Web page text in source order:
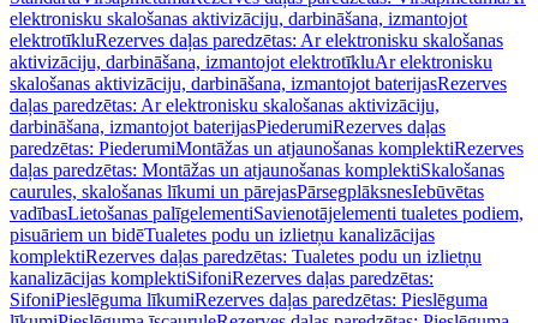
elektronisku skalošanas aktivizāciju, darbināšana, izmantojot
elektrotīkluRezerves daļas paredzētas: Ar elektronisku skalošanas
aktivizāciju, darbināšana, izmantojot elektrotīkluAr elektronisku
skalošanas aktivizāciju, darbināšana, izmantojot baterijasRezerves
daļas paredzētas: Ar elektronisku skalošanas aktivizāciju,
darbināšana, izmantojot baterijasPiederumiRezerves daļas
paredzētas: PiederumiMontāžas un atjaunošanas komplektiRezerves
daļas paredzētas: Montāžas un atjaunošanas komplektiSkalošanas
caurules, skalošanas līkumi un pārejasPārsegplāksnesIebūvētas
vadībasLietošanas palīgelementiSavienotājelementi tualetes podiem,
pisuāriem un bidēTualetes podu un izlietņu kanalizācijas
komplektiRezerves daļas paredzētas: Tualetes podu un izlietņu
kanalizācijas komplektiSifoniRezerves daļas paredzētas:
SifoniPieslēguma līkumiRezerves daļas paredzētas: Pieslēguma